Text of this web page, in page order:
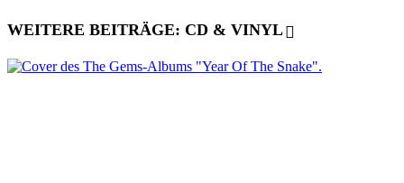
WEITERE BEITRÄGE: CD & VINYL